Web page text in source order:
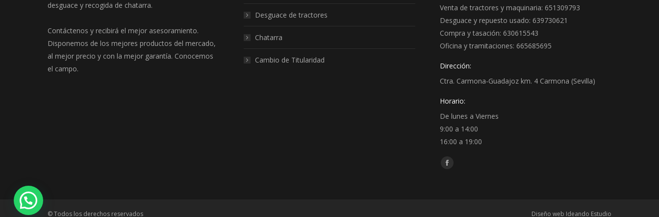
desguace y recogida de chatarra.
Contáctenos y recibirá el mejor asesoramiento.
Disponemos de los mejores productos del mercado,
al mejor precio y con la mejor garantía. Conocemos
el campo.
Desguace de tractores
Chatarra
Cambio de Titularidad
Venta de tractores y maquinaria: 651309793
Desguace y repuesto usado: 639730621
Compra y tasación: 630615543
Oficina y tramitaciones: 665685695
Dirección:
Ctra. Carmona-Guadajoz km. 4 Carmona (Sevilla)
Horario:
De lunes a Viernes
9:00 a 14:00
16:00 a 19:00
Encuéntranos en:
Facebook
© Todos los derechos reservados Diseño web Ideando Estudio